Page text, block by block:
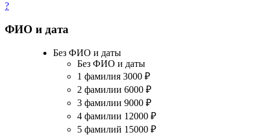
?
ФИО и дата
Без ФИО и даты
Без ФИО и даты
1 фамилия 3000 ₽
2 фамилии 6000 ₽
3 фамилии 9000 ₽
4 фамилии 12000 ₽
5 фамилий 15000 ₽